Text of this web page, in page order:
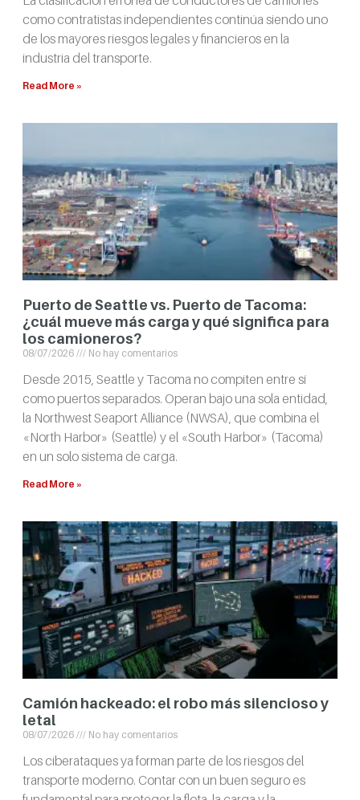
como contratistas independientes continúa siendo uno
de los mayores riesgos legales y financieros en la
industria del transporte.
Read More »
Puerto de Seattle vs. Puerto de Tacoma:
¿cuál mueve más carga y qué significa para
los camioneros?
08/07/2026 No hay comentarios
Desde 2015, Seattle y Tacoma no compiten entre sí
como puertos separados. Operan bajo una sola entidad,
la Northwest Seaport Alliance (NWSA), que combina el
«North Harbor» (Seattle) y el «South Harbor» (Tacoma)
en un solo sistema de carga.
Read More »
Camión hackeado: el robo más silencioso y
letal
08/07/2026 No hay comentarios
Los ciberataques ya forman parte de los riesgos del
transporte moderno. Contar con un buen seguro es